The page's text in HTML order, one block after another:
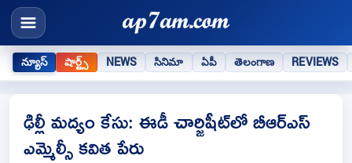
న్యూస్ షార్ట్స్ NEWS సినిమా ఏపీ తెలంగాణ REVIEWS
ఢిల్లీ మద్యం కేసు: ఈడీ చార్జిషీట్‌లో బీఆర్ఎస్
ఎమ్మెల్సీ కవిత పేరు